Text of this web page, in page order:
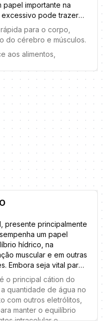
papel importante na
excessivo pode trazer
açúcares como
e sacarose são
melhorar sabor,
especialmente em
praticantes de
açúcares presentes
conscientes e
as principais
para o corpo,
do cérebro e músculos.
aos alimentos,
de açúcar é
fígado e músculos,
necessidade.
presente principalmente
um papel
hídrico, na
muscular e em outras
Embora seja vital para
de sódio está associado
como hipertensão
A seguir, conheça
funções:
o principal cátion do
quantidade de água no
com outros eletrólitos,
manter o equilíbrio